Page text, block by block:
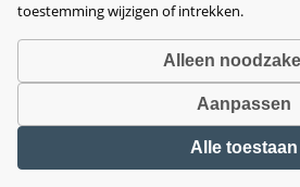
disclaimer•privacy-
voorwaarden•herroeping•
toestemming wijzigen of intrekken.
Alleen
Aanpassen
Alle toestaan